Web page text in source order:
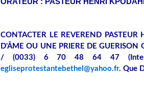
CONTACTER LE REVEREND
D'ÂME OU UNE PRIERE DE
/ (0033) 6 70 48 64 47
egliseprotestantebethel@yahoo.fr. Que